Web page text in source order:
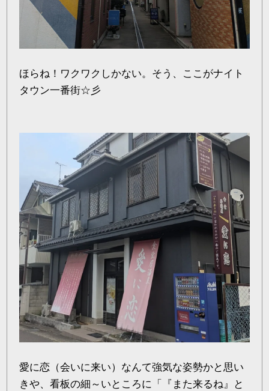
ほらね！ワクワクしかない。そう、ここがナイト
タウン一番街☆彡
愛に恋（会いに来い）なんて強気な姿勢かと思い
きや、看板の細～いところに「『また来るね』と